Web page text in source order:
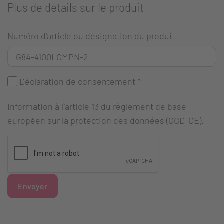
Plus de détails sur le produit
Numéro d'article ou désignation du produit
Déclaration de consentement *
Information à l`article 13 du règlement de base
européen sur la protection des données (OGD-CE).
Envoyer